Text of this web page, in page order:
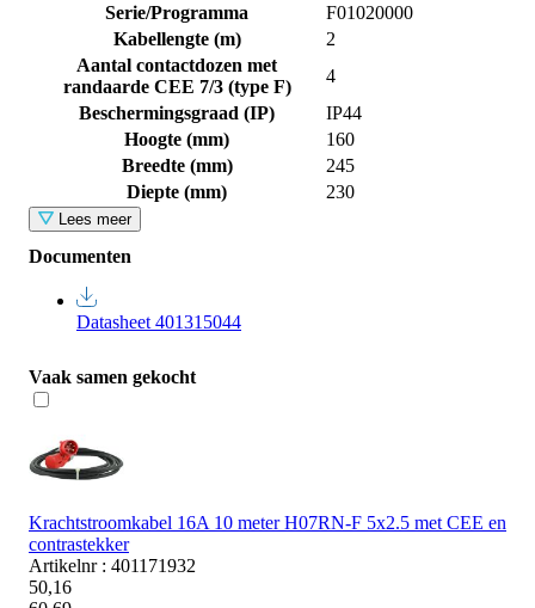
Serie/Programma
F01020000
Kabellengte (m)
2
Aantal contactdozen met
randaarde CEE 7/3 (type F)
4
Beschermingsgraad (IP)
IP44
Hoogte (mm)
160
Breedte (mm)
245
Diepte (mm)
230
Lees meer
Documenten
Datasheet 401315044
Vaak samen gekocht
Krachtstroomkabel 16A 10 meter H07RN-F 5x2.5 met CEE en
contrastekker
Artikelnr : 401171932
50,16